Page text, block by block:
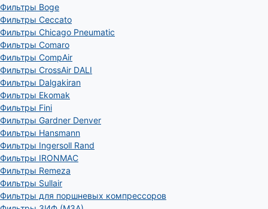
Фильтры Boge
Фильтры Ceccato
Фильтры Chicago Pneumatic
Фильтры Comaro
Фильтры CompAir
Фильтры CrossAir DALI
Фильтры Dalgakiran
Фильтры Ekomak
Фильтры Fini
Фильтры Gardner Denver
Фильтры Hansmann
Фильтры Ingersoll Rand
Фильтры IRONMAC
Фильтры Remeza
Фильтры Sullair
Фильтры для поршневых компрессоров